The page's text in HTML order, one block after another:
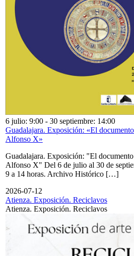
6 julio: 9:00 - 30 septiembre: 14:00
Guadalajara. Exposición: «El
Alfonso X»
Guadalajara. Exposición: "El
Alfonso X" Del 6 de julio al 30 de
9 a 14 horas. Archivo Histórico […]
2026-07-12
Atienza. Exposición. Reciclavos
Atienza. Exposición. Reciclavos